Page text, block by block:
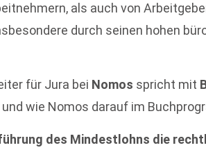
als auch von
durch seinen hohen
für Jura bei Nomos spricht mit
wie Nomos darauf im
des Mindestlohns die